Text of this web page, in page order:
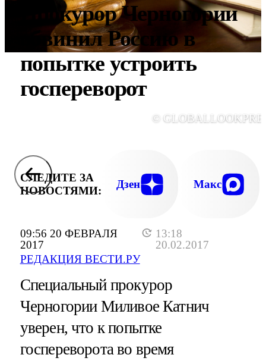
09:56 20 ФЕВРАЛЯ
2017
13:18
20.02.2017
РЕДАКЦИЯ ВЕСТИ.РУ
Прокурор Черногории
обвинил Россию в
попытке устроить
госпереворот
©
СЛЕДИТЕ ЗА
НОВОСТЯМИ:
Дзен Макс
Специальный прокурор
Черногории Миливое Катнич
уверен, что к попытке
госпереворота во время